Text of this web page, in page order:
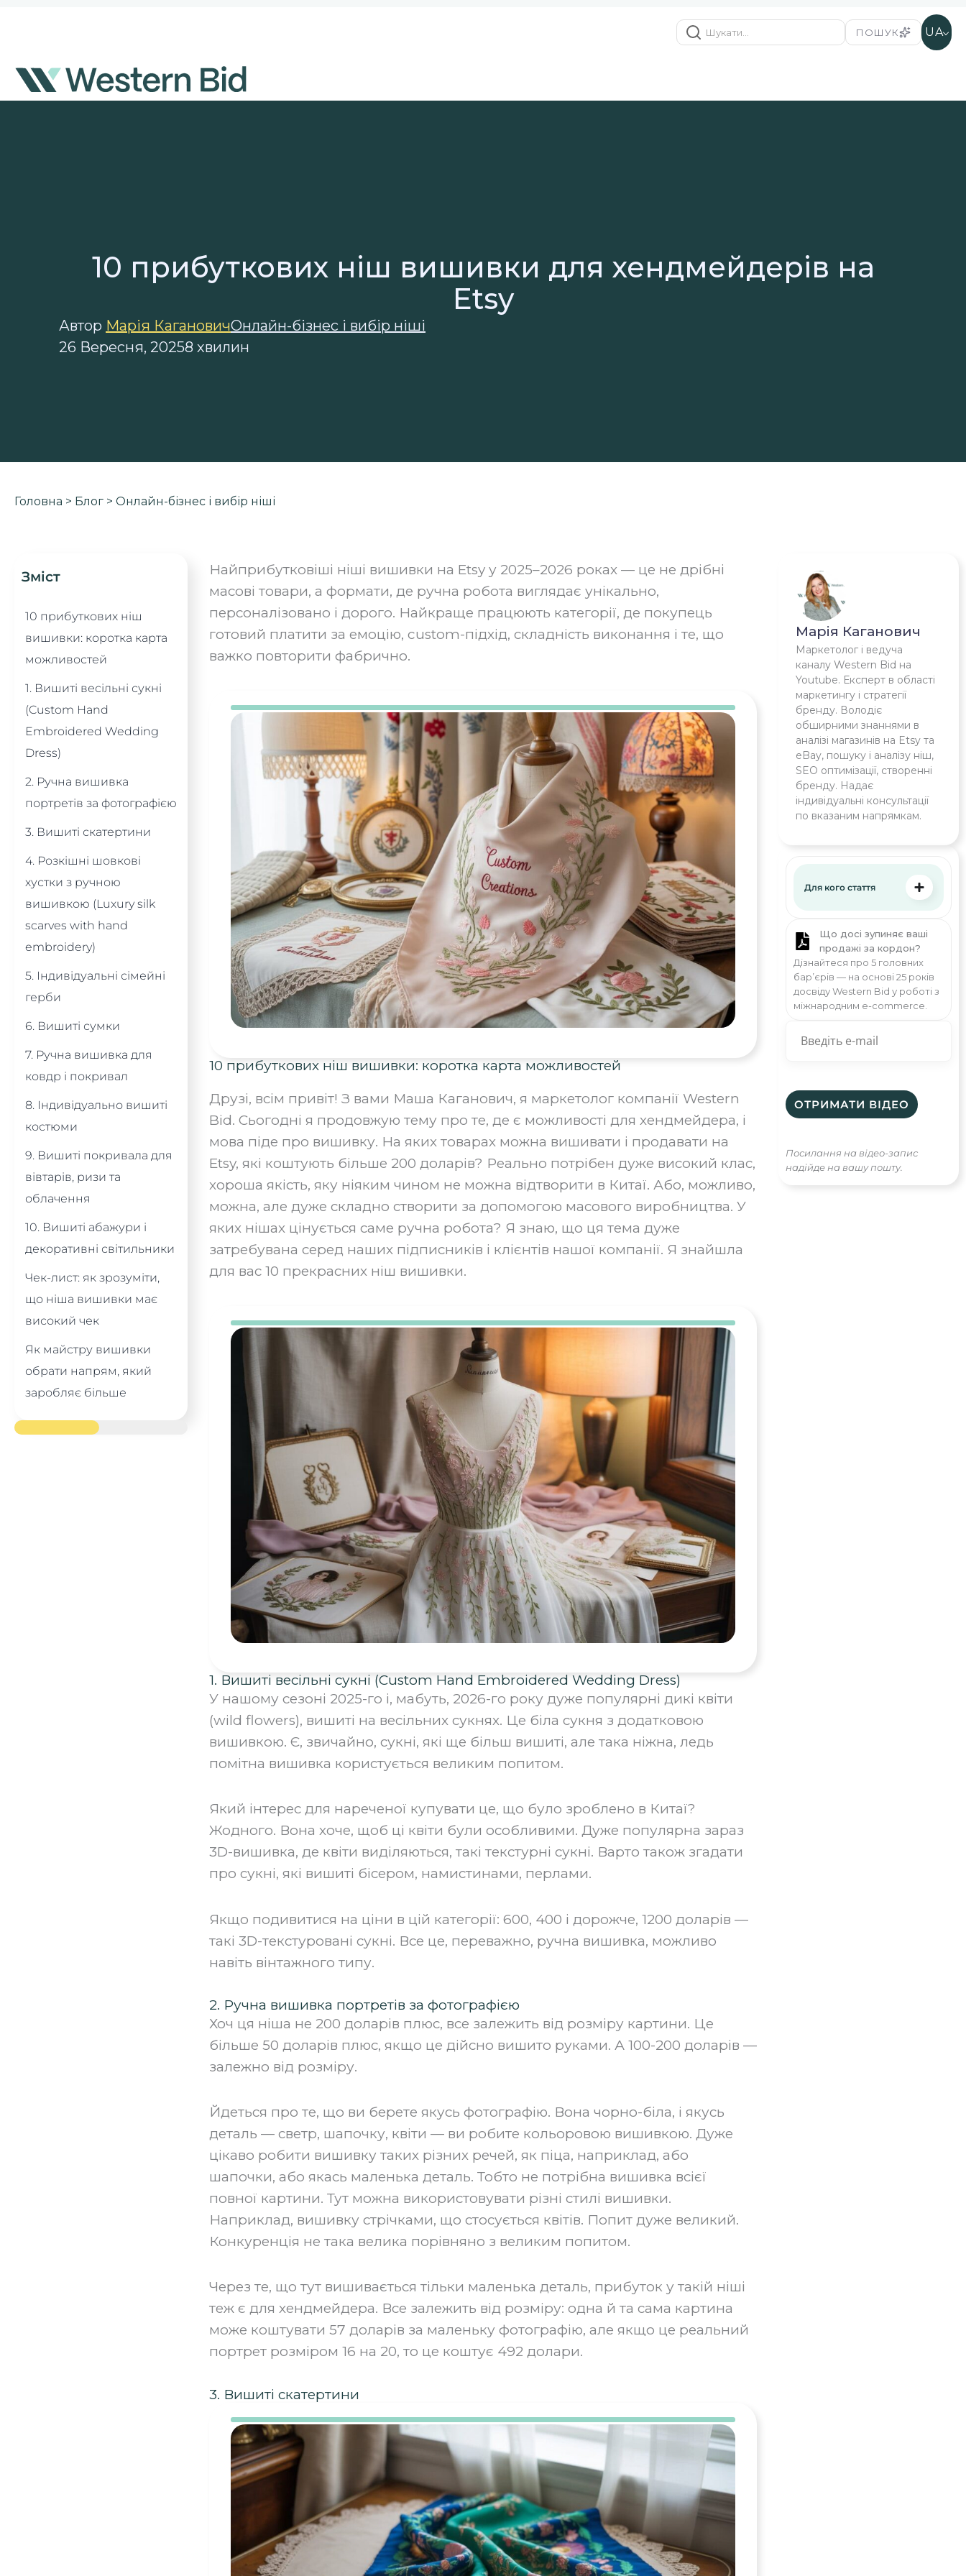
ПОШУК UA
10 прибуткових ніш вишивки для хендмейдерів на
Etsy
Автор Марія КагановичОнлайн-бізнес і вибір ніші
26 Вересня, 20258 хвилин
Головна > Блог > Онлайн-бізнес і вибір ніші
Зміст
10 прибуткових ніш
вишивки: коротка карта
можливостей
1. Вишиті весільні сукні
(Custom Hand
Embroidered Wedding
Dress)
2. Ручна вишивка
портретів за фотографією
3. Вишиті скатертини
4. Розкішні шовкові
хустки з ручною
вишивкою (Luxury silk
scarves with hand
embroidery)
5. Індивідуальні сімейні
герби
6. Вишиті сумки
7. Ручна вишивка для
ковдр і покривал
8. Індивідуально вишиті
костюми
9. Вишиті покривала для
вівтарів, ризи та
облачення
10. Вишиті абажури і
декоративні світильники ‍
Чек-лист: як зрозуміти,
що ніша вишивки має
високий чек
Як майстру вишивки
обрати напрям, який
заробляє більше
Найприбутковіші ніші вишивки на Etsy у 2025–2026 роках — це не дрібні
масові товари, а формати, де ручна робота виглядає унікально,
персоналізовано і дорого. Найкраще працюють категорії, де покупець
готовий платити за емоцію, custom-підхід, складність виконання і те, що
важко повторити фабрично.
10 прибуткових ніш вишивки: коротка карта можливостей
Друзі, всім привіт! З вами Маша Каганович, я маркетолог компанії Western
Bid. Сьогодні я продовжую тему про те, де є можливості для хендмейдера, і
мова піде про вишивку. На яких товарах можна вишивати і продавати на
Etsy, які коштують більше 200 доларів? Реально потрібен дуже високий клас,
хороша якість, яку ніяким чином не можна відтворити в Китаї. Або, можливо,
можна, але дуже складно створити за допомогою масового виробництва. У
яких нішах цінується саме ручна робота? Я знаю, що ця тема дуже
затребувана серед наших підписників і клієнтів нашої компанії. Я знайшла
для вас 10 прекрасних ніш вишивки.
1. Вишиті весільні сукні (Custom Hand Embroidered Wedding Dress)
У нашому сезоні 2025-го і, мабуть, 2026-го року дуже популярні дикі квіти
(wild flowers), вишиті на весільних сукнях. Це біла сукня з додатковою
вишивкою. Є, звичайно, сукні, які ще більш вишиті, але така ніжна, ледь
помітна вишивка користується великим попитом.
‍Який інтерес для нареченої купувати це, що було зроблено в Китаї?
Жодного. Вона хоче, щоб ці квіти були особливими. Дуже популярна зараз
3D-вишивка, де квіти виділяються, такі текстурні сукні. Варто також згадати
про сукні, які вишиті бісером, намистинами, перлами.
‍Якщо подивитися на ціни в цій категорії: 600, 400 і дорожче, 1200 доларів —
такі 3D-текстуровані сукні. Все це, переважно, ручна вишивка, можливо
навіть вінтажного типу.
2. Ручна вишивка портретів за фотографією
Хоч ця ніша не 200 доларів плюс, все залежить від розміру картини. Це
більше 50 доларів плюс, якщо це дійсно вишито руками. А 100-200 доларів —
залежно від розміру.
‍Йдеться про те, що ви берете якусь фотографію. Вона чорно-біла, і якусь
деталь — светр, шапочку, квіти — ви робите кольоровою вишивкою. Дуже
цікаво робити вишивку таких різних речей, як піца, наприклад, або
шапочки, або якась маленька деталь. Тобто не потрібна вишивка всієї
повної картини. Тут можна використовувати різні стилі вишивки.
Наприклад, вишивку стрічками, що стосується квітів. Попит дуже великий.
Конкуренція не така велика порівняно з великим попитом.
‍Через те, що тут вишивається тільки маленька деталь, прибуток у такій ніші
теж є для хендмейдера. Все залежить від розміру: одна й та сама картина
може коштувати 57 доларів за маленьку фотографію, але якщо це реальний
портрет розміром 16 на 20, то це коштує 492 долари.
3. Вишиті скатертини
Марія Каганович
Маркетолог і ведуча
каналу Western Bid на
Youtube. Експерт в області
маркетингу і стратегії
бренду. Володіє
обширними знаннями в
аналізі магазинів на Etsy та
eBay, пошуку і аналізу ніш,
SEO оптимізації, створенні
бренду. Надає
індивідуальні консультації
по вказаним напрямкам.
Для кого стаття
Що досі зупиняє ваші
продажі за кордон?
Дізнайтеся про 5 головних
бар’єрів — на основі 25 років
досвіду Western Bid у роботі з
міжнародним e-commerce.
Посилання на відео-запис
надійде на вашу пошту.